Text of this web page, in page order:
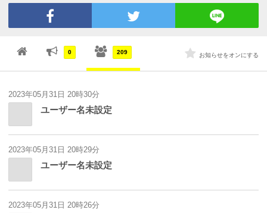
0 209 お知らせをオンにする
2023年05月31日 20時30分
ユーザー名未設定
2023年05月31日 20時29分
ユーザー名未設定
2023年05月31日 20時26分